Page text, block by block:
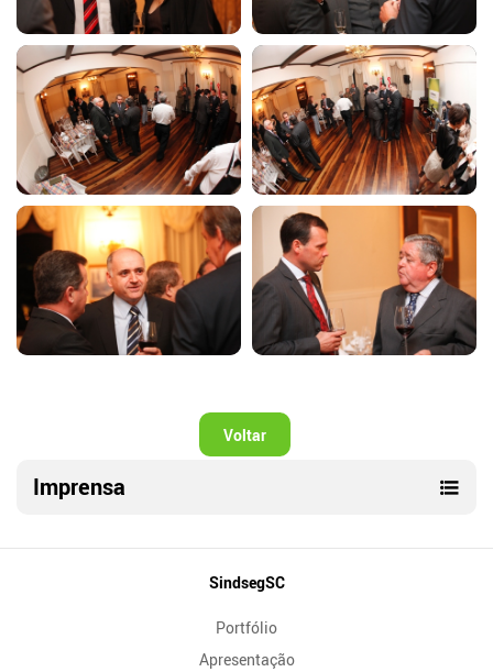
Voltar
Imprensa
SindsegSC
Portfólio
Apresentação